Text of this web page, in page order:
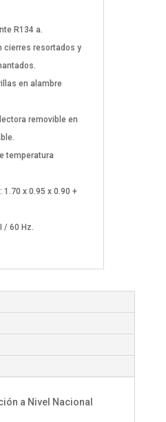
R134 a.
cierres resortados y
en alambre
removible en
temperatura
x 0.95 x 0.90 +
/ 60 Hz.
a Nivel Nacional